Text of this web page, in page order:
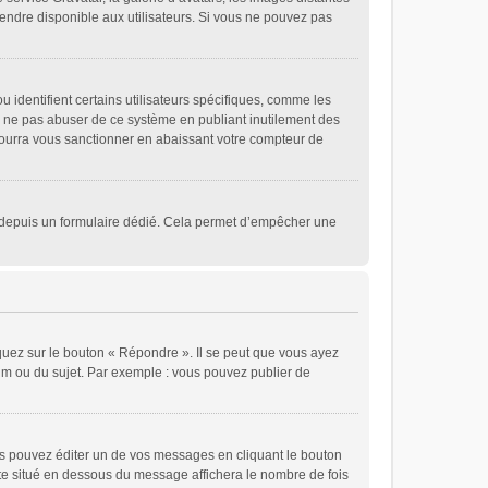
disponible aux utilisateurs. Si vous ne pouvez pas
identifient certains utilisateurs spécifiques, comme les
pas abuser de ce système en publiant inutilement des
vous sanctionner en abaissant votre compteur de
un formulaire dédié. Cela permet d’empêcher une
sur le bouton « Répondre ». Il se peut que vous ayez
ou du sujet. Par exemple : vous pouvez publier de
éditer un de vos messages en cliquant le bouton
situé en dessous du message affichera le nombre de fois